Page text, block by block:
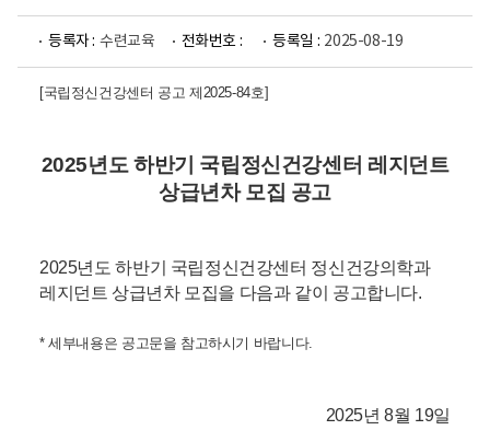
등록자 : 수련교육 전화번호 : 등록일 : 2025-08-19
[국립정신건강센터 공고 제2025-84호]
2025년도 하반기 국립정신건강센터 레지던트
상급년차 모집 공고
2025년도 하반기 국립정신건강센터 정신건강의학과
레지던트 상급년차 모집을 다음과 같이 공고합니다.
* 세부내용은 공고문을 참고하시기 바랍니다.
2025년 8월 19일